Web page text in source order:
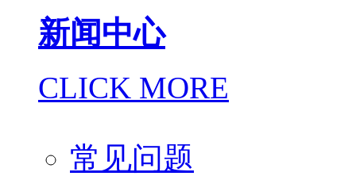
新闻中心
CLICK MORE
常见问题